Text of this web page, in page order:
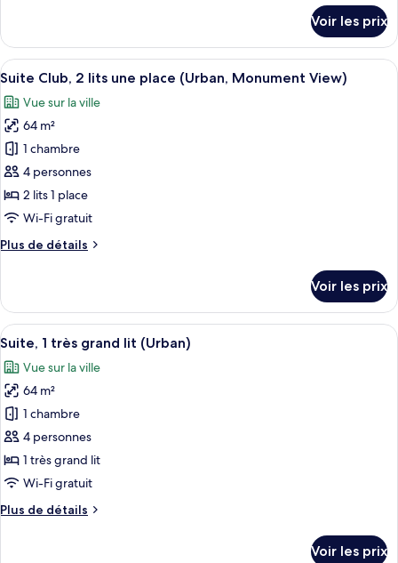
très
grand
lit
(Urban,
Monument
View)
le
type
de
Suite
Club,
très
grand
lit
(Urban,
Monument
Voir les prix
Afficher
toutes
les
photos
pour
ce
type
de
chambre :
Suite
lits
une
place
(Urban,
Monument
View)
Une chambre d’hôtel moderne avec
18
Suite Club, 2 lits une place (Urban, Monument View)
Vue sur la ville
64 m²
1 chambre
4 personnes
2 lits 1 place
Wi-Fi gratuit
Plus de détails
Plus
le
type
de
Suite
Club,
lits
une
place
(Urban,
Monument
Voir les prix
Afficher
toutes
les
photos
pour
ce
type
de
chambre :
Suite,
Une chambre d’hôtel moderne avec
5
Suite, 1 très grand lit (Urban)
Vue sur la ville
64 m²
1 chambre
4 personnes
1 très grand lit
Wi-Fi gratuit
Plus de détails
Plus
Voir les prix